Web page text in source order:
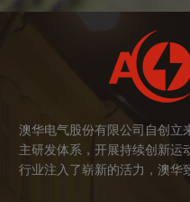
澳华电气股份有限公司自创立
主研发体系，开展持续创新运
行业注入了崭新的活力，澳华